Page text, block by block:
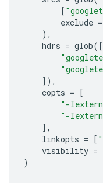
[
exclude =
),
hdrs = glob([
]),
copts = [
"-
"-
],
linkopts = [
visibility =
)